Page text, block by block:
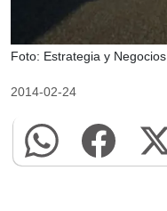
Foto: Estrategia y Negocios
2014-02-24